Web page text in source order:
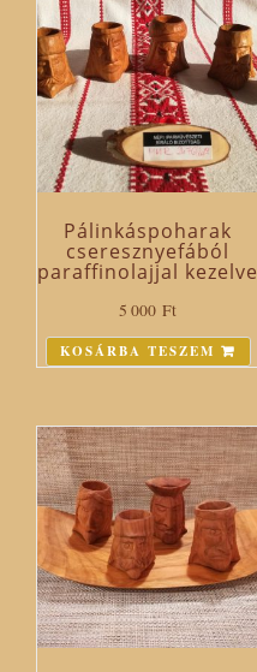
Pálinkáspoharak
cseresznyefából
paraffinolajjal kezelve
5 000Ft
KOSÁRBA TESZEM